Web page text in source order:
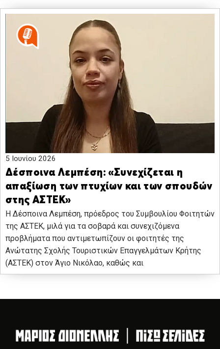
5 Ιουνίου 2026
Δέσποινα Λεμπέση: «Συνεχίζεται η
απαξίωση των πτυχίων και των σπουδών
στης ΑΣΤΕΚ»
Η Δέσποινα Λεμπέση, πρόεδρος του Συμβουλίου Φοιτητών
της ΑΣΤΕΚ, μιλά για τα σοβαρά και συνεχιζόμενα
προβλήματα που αντιμετωπίζουν οι φοιτητές της
Ανώτατης Σχολής Τουριστικών Επαγγελμάτων Κρήτης
(ΑΣΤΕΚ) στον Άγιο Νικόλαο, καθώς και